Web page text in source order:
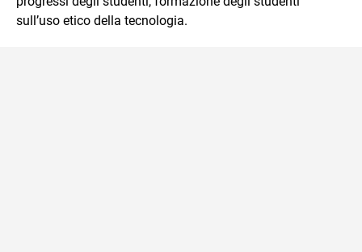
sull’uso etico della tecnologia.